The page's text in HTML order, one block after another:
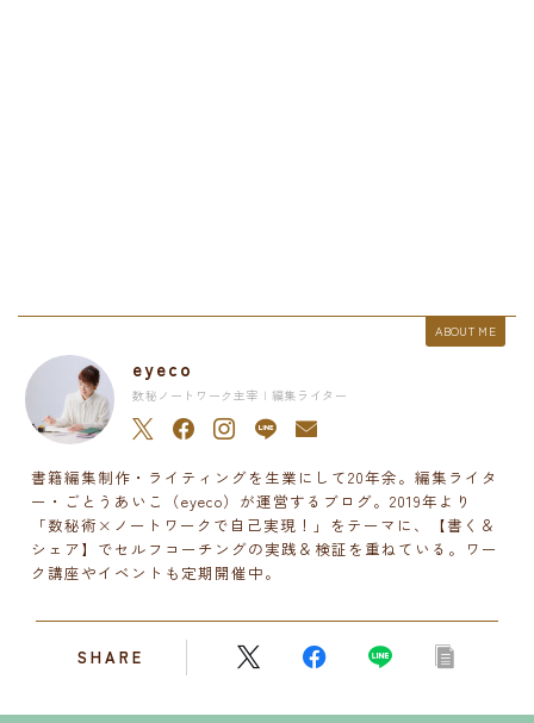
ABOUT ME
eyeco
数秘ノートワーク主宰 | 編集ライター
書籍編集制作・ライティングを生業にして20年余。編集ライタ
ー・ごとうあいこ（eyeco）が運営するブログ。2019年より
「数秘術×ノートワークで自己実現！」をテーマに、【書く＆
シェア】でセルフコーチングの実践＆検証を重ねている。ワー
ク講座やイベントも定期開催中。
SHARE